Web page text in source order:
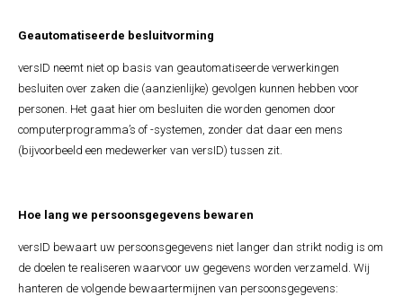
Geautomatiseerde besluitvorming
versID neemt niet op basis van geautomatiseerde verwerkingen
besluiten over zaken die (aanzienlijke) gevolgen kunnen hebben voor
personen. Het gaat hier om besluiten die worden genomen door
computerprogramma’s of -systemen, zonder dat daar een mens
(bijvoorbeeld een medewerker van versID) tussen zit.
Hoe lang we persoonsgegevens bewaren
versID bewaart uw persoonsgegevens niet langer dan strikt nodig is om
de doelen te realiseren waarvoor uw gegevens worden verzameld. Wij
hanteren de volgende bewaartermijnen van persoonsgegevens: